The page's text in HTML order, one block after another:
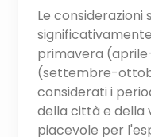
Le considerazioni
primavera
(settembre-
considerati i
della città e della
piacevole per